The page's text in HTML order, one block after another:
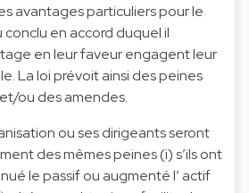
avantages particuliers pour le
en accord duquel il
en leur faveur engagent leur
La loi prévoit ainsi des peines
ou des amendes.
ou ses dirigeants seront
des mêmes peines (i) s’ils ont
le passif ou augmenté l’ actif